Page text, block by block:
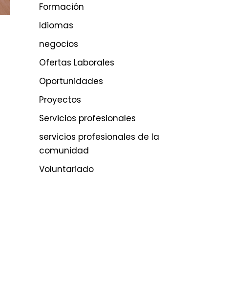
Formación
Idiomas
negocios
Ofertas Laborales
Oportunidades
Proyectos
Servicios profesionales
servicios profesionales de la
comunidad
Voluntariado